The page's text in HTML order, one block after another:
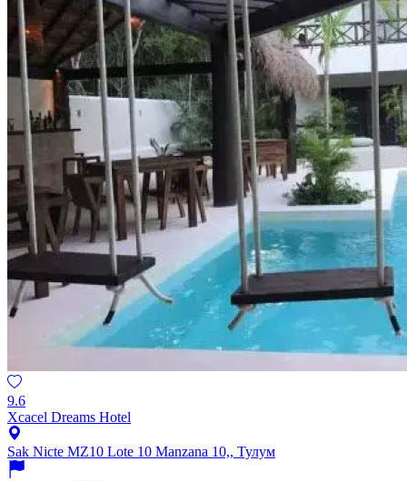
9.6
Xcacel Dreams Hotel
Sak Nicte MZ10 Lote 10 Manzana 10,, Тулум